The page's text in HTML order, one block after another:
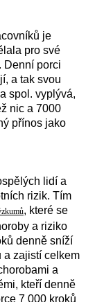
je
pro své
Denní porci
a tak svou
spol. vyplývá,
nic a 7000
přínos jako
lidí a
rizik. Tím
, které se
a riziko
denně sníží
a zajistí celkem
a
kteří denně
7 000 kroků